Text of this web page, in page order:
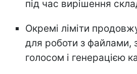
під час вирішення
Окремі ліміти
для роботи з файлами,
голосом і генерацією